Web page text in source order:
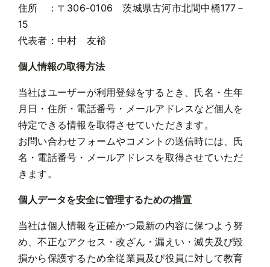
住所 ：〒306-0106 茨城県古河市北間中橋177－
15
代表者：中村 友裕
個人情報の取得方法
当社はユーザーが利用登録をするとき、氏名・生年
月日・住所・電話番号・メールアドレスなど個人を
特定できる情報を取得させていただきます。
お問い合わせフォームやコメントの送信時には、氏
名・電話番号・メールアドレスを取得させていただ
きます。
個人データを安全に管理するための措置
当社は個人情報を正確かつ最新の内容に保つよう努
め、不正なアクセス・改ざん・漏えい・滅失及び毀
損から保護するため全従業員及び役員に対して教育